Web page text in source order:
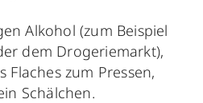
Alkohol (zum Beispiel
dem Drogeriemarkt),
Flaches zum Pressen,
Schälchen.